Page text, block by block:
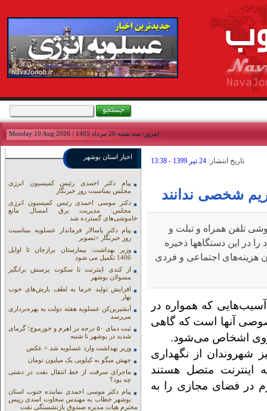
امروز: سه شنبه 20 مرداد 1405 / Monday 10 Aug 2026
تاريخ انتشار: 24 تير 1399 - 13:38
شخصی ندانند
تلفن همراه و تبلت و
مانند آن را هرگز حریم شخصی ندانند و اطلاعات شخصی خود را در این دستگاه‎ها ذخیره
هزینه‌های اجتماعی و فردی
که همواره در
آنها است که گاهی
اشخاص می‌شود.
از نگهداری
اینترنت متصل هستند
در فضای مجازی را به
اخبار استان بوشهر
پیام دکتر احمدی رئیس کمیسیون انرژی
مجلس یمناسبت روز خبرنگار
دکتر موسی احمدی رئیس کمیسیون انرژی
مجلس: مدیریت برق امسال مانع
خاموشی‌های گسترده شد
پیام دکتر پاسالار فرماندار عسلویه بمناسبت
روز خبرنگار +تصویر
وزیر بهداشت: بیمارستان برازجان تا اوایل
1406 تکمیل می شود
از کندی اینترنت تا سکوت پرسش برانگیز
مسولان بوشهر
افزایش تولید خرما به لطف بارش‌های خوب
بهار
آبشیرین‌کن عسلویه هفته دولت به بهره‌برداری
می‌رسد
ثبت دمای ۵۰ درجه در اهرم و خورموج؛ گرمای
شدید در بوشهر تا شنبه
وزیر بهداشت وارد عسلویه شد + عکس
جهش میگو به کیلویی یک میلیون تومان
ماجرای سرقت از خط انتقال نفت در دشتی
چه بود؟
پیام دکتر موسی احمدی نماینده جنوب استان
بوشهر خطاب به مهندس سخاوت اسدی رییس
محترم هیات مدیره صندوق بازنشستگی نفت